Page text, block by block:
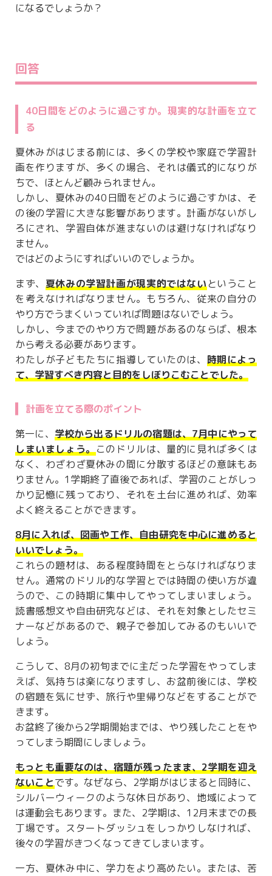
になるでしょうか？
回答
40日間をどのように過ごすか。現実的な計画を立て
る
夏休みがはじまる前には、多くの学校や家庭で学習計
画を作りますが、多くの場合、それは儀式的になりが
ちで、ほとんど顧みられません。
しかし、夏休みの40日間をどのように過ごすかは、そ
の後の学習に大きな影響があります。計画がないがし
ろにされ、学習自体が進まないのは避けなければなり
ません。
ではどのようにすればいいのでしょうか。
まず、 夏休みの学習計画が現実的ではないということ
を考えなければなりません。もちろん、従来の自分の
やり方でうまくいっていれば問題はないでしょう。
しかし、今までのやり方で問題があるのならば、根本
から考える必要があります。
わたしが子どもたちに指導していたのは、 時期によっ
て、学習すべき内容と目的をしぼりこむことでした。
計画を立てる際のポイント
第一に、 学校から出るドリルの宿題は、7月中にやって
しまいましょう。このドリルは、量的に見れば多くは
なく、わざわざ夏休みの間に分散するほどの意味もあ
りません。1学期終了直後であれば、学習のことがしっ
かり記憶に残っており、それを土台に進めれば、効率
よく終えることができます。
8月に入れば、図画や工作、自由研究を中心に進めると
いいでしょう。
これらの題材は、ある程度時間をとらなければなりま
せん。通常のドリル的な学習とでは時間の使い方が違
うので、この時期に集中してやってしまいましょう。
読書感想文や自由研究などは、それを対象としたセミ
ナーなどがあるので、親子で参加してみるのもいいで
しょう。
こうして、8月の初旬までに主だった学習をやってしま
えば、気持ちは楽になりますし、お盆前後には、学校
の宿題を気にせず、旅行や里帰りなどをすることがで
きます。
お盆終了後から2学期開始までは、やり残したことをや
ってしまう期間にしましょう。
もっとも重要なのは、宿題が残ったまま、2学期を迎え
ないことです。なぜなら、2学期がはじまると同時に、
シルバーウィークのような休日があり、地域によって
は運動会もあります。また、2学期は、12月末までの長
丁場です。スタートダッシュをしっかりしなければ、
後々の学習がきつくなってきてしまいます。
一方、夏休み中に、学力をより高めたい。または、苦